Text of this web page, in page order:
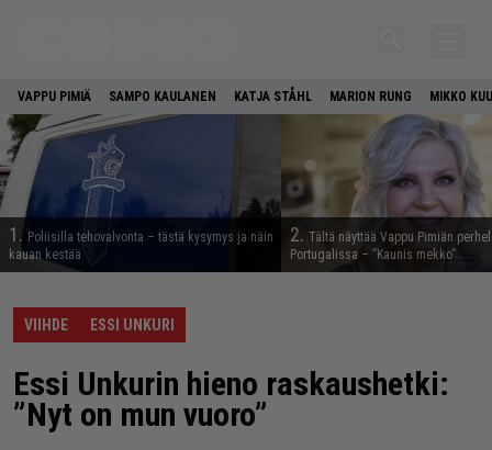
VAPPU PIMIÄ SAMPO KAULANEN KATJA STÅHL MARION RUNG MIKKO
1. Poliisilla tehovalvonta – tästä kysymys ja näin
kauan kestää
2. Tältä näyttää Vappu Pimiän
Portugalissa – ”Kaunis mekko”
VIIHDE ESSI UNKURI
Essi Unkurin hieno raskaushetki:
”Nyt on mun vuoro”